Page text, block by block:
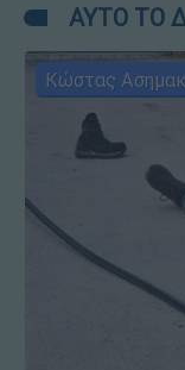
ΑΥΤΟ ΤΟ
Κώστας